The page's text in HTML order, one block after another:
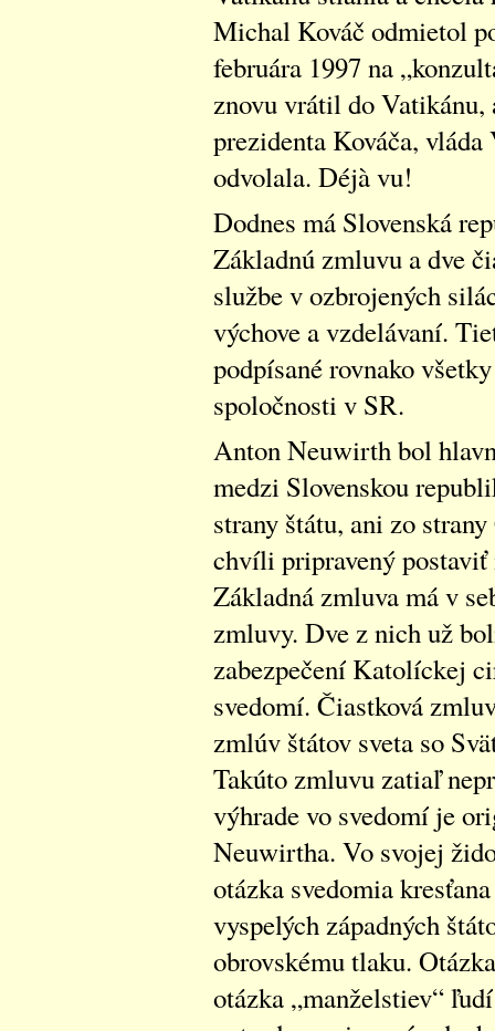
Michal Kováč odmietol
februára 1997 na
znovu vrátil do
prezidenta Kováča,
odvolala. Déjà vu!
Dodnes má Slovenská
Základnú zmluvu a dve
službe v ozbrojených
výchove a vzdelávaní.
podpísané rovnako
spoločnosti v SR.
Anton Neuwirth bol
medzi Slovenskou
strany štátu, ani zo
chvíli pripravený
Základná zmluva má v
zmluvy. Dve z nich už
zabezpečení Katolíckej
svedomí. Čiastková
zmlúv štátov sveta so
Takúto zmluvu zatiaľ
výhrade vo svedomí je
Neuwirtha. Vo svojej
otázka svedomia
vyspelých západných
obrovskému tlaku.
otázka „manželstiev“